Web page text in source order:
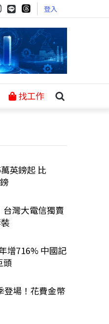
登入
找工作
英鎊起 比
灣大電信獨賣
增716% 中國記
頭
登場！花費金幣